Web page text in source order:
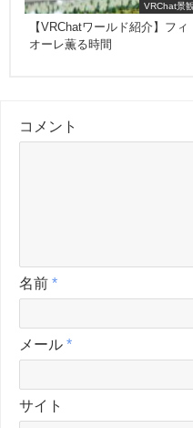
VRChat景観
【VRChatワールド紹介】フィ
オーレ薫る時間
コメント
名前 *
メール *
サイト